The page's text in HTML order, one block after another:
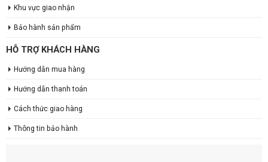
Khu vực giao nhận
Bảo hành sản phẩm
HỖ TRỢ KHÁCH HÀNG
Hướng dẫn mua hàng
Hướng dẫn thanh toán
Cách thức giao hàng
Thông tin bảo hành